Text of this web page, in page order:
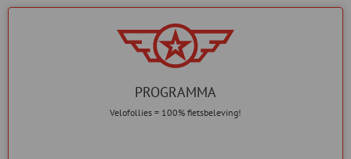
PROGRAMMA
Velofollies = 100% fietsbeleving!